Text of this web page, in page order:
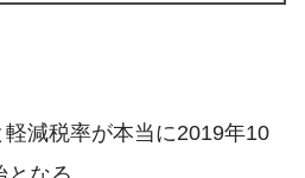
減税率が本当に2019年10